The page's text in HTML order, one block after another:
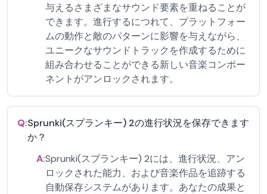
与えるさまざまなサウンド要素を重ねることが
できます。進行するにつれて、プラットフォー
ムの動作と敵のパターンに影響を与えながら、
ユニークなサウンドトラックを作成するために
組み合わせることができる新しい音楽コンポー
ネントがアンロックされます。
Q:Sprunki(スプランキー) 2の進行状況を保存できます
か？
A:Sprunki(スプランキー) 2には、進行状況、アン
ロックされた能力、および音楽作品を追跡する
自動保存システムがあります。あなたの成果と